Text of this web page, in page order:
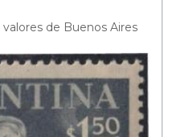
de Buenos Aires